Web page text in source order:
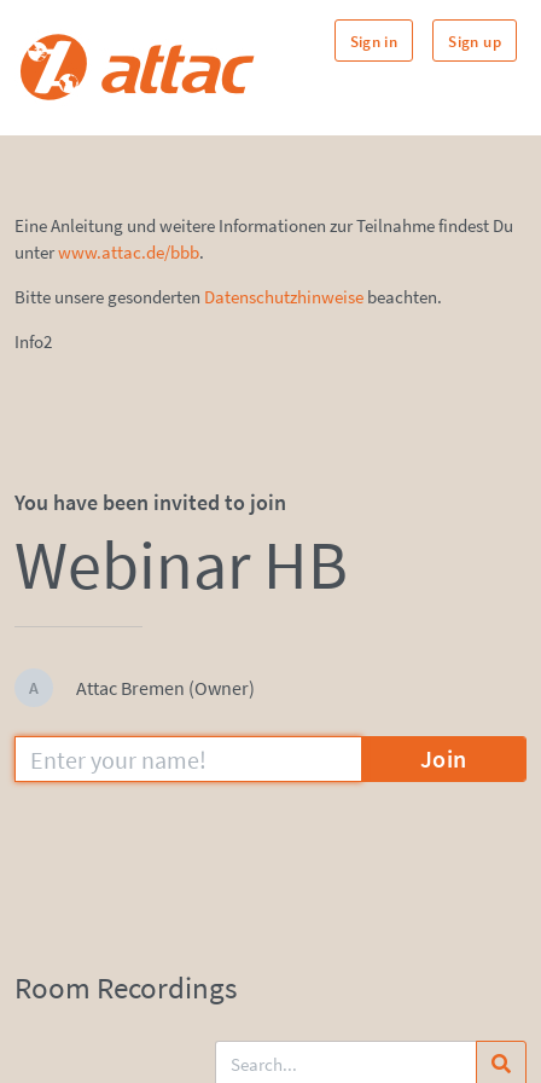
Sign in Sign up
Eine Anleitung und weitere Informationen zur Teilnahme findest Du
unterwww.attac.de/bbb.
Bitte unsere gesonderten Datenschutzhinweise beachten.
Info2
You have been invited to join
Webinar HB
A Attac Bremen (Owner)
Join
Room Recordings